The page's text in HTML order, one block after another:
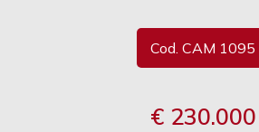
Cod. CAM 1095
€ 230.000